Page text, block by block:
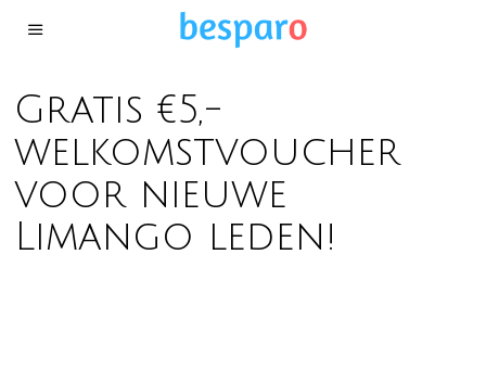
Gratis €5,-
welkomstvoucher
voor nieuwe
Limango leden!